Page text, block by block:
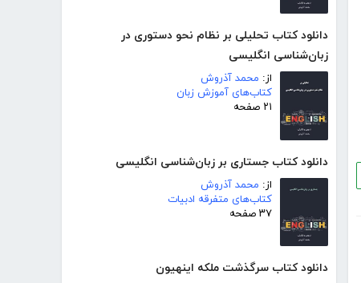
دانلود کتاب تحلیلی بر نظام نحو دستوری در
زبان‌شناسی انگلیسی
از: محمد آذروش
کتاب‌های آموزش زبان
۲۱ صفحه
دانلود کتاب جستاری بر زبان‌شناسی انگلیسی
از: محمد آذروش
کتاب‌های متفرقه ادبیات
۳۷ صفحه
دانلود کتاب سرگذشت ملکه اینهیون